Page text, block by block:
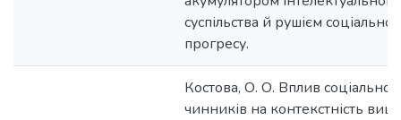
суспільства й рушієм
прогресу.
Костова, О. О. Вплив соціально-
чинників на контекстність